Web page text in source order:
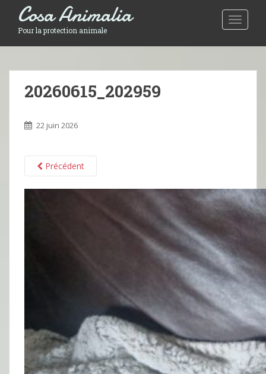
Toggle
Cosa Animalia
Pour la protection animale
20260615_202959
22 juin 2026
Précédent